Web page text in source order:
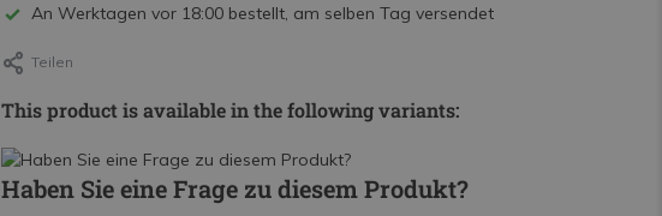
An Werktagen vor 18:00 bestellt, am selben Tag versendet
Teilen
This product is available in the following variants:
Haben Sie eine Frage zu diesem Produkt?